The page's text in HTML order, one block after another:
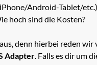
Android-Tablet/
hoch sind die Kosten?
denn hierbei reden
Adapter. Falls es dir um